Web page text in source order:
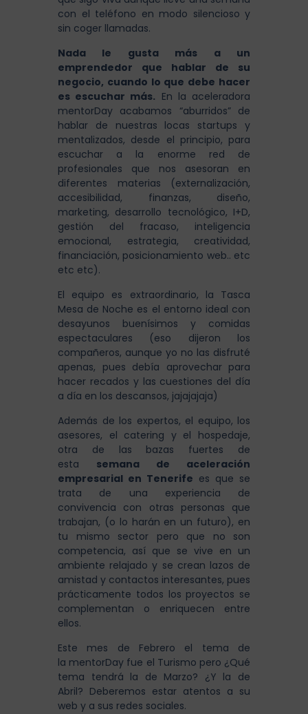
con el teléfono en modo silencioso y
sin coger llamadas.
Nada le gusta más a un
emprendedor que hablar de su
negocio, cuando lo que debe hacer
es escuchar más. En la aceleradora
mentorDay acabamos “aburridos” de
hablar de nuestras locas startups y
mentalizados, desde el principio, para
escuchar a la enorme red de
profesionales que nos asesoran en
diferentes materias (externalización,
accesibilidad, finanzas, diseño,
marketing, desarrollo tecnológico, I+D,
gestión del fracaso, inteligencia
emocional, estrategia, creatividad,
financiación, posicionamiento web.. etc
etc etc).
El equipo es extraordinario, la Tasca
Mesa de Noche es el entorno ideal con
desayunos buenísimos y comidas
espectaculares (eso dijeron los
compañeros, aunque yo no las disfruté
apenas, pues debía aprovechar para
hacer recados y las cuestiones del día
a día en los descansos, jajajajaja)
Además de los expertos, el equipo, los
asesores, el catering y el hospedaje,
otra de las bazas fuertes de
esta semana de aceleración
empresarial en Tenerife es que se
trata de una experiencia de
convivencia con otras personas que
trabajan, (o lo harán en un futuro), en
tu mismo sector pero que no son
competencia, así que se vive en un
ambiente relajado y se crean lazos de
amistad y contactos interesantes, pues
prácticamente todos los proyectos se
complementan o enriquecen entre
ellos.
Este mes de Febrero el tema de
la mentorDay fue el Turismo pero ¿Qué
tema tendrá la de Marzo? ¿Y la de
Abril? Deberemos estar atentos a su
web y a sus redes sociales.